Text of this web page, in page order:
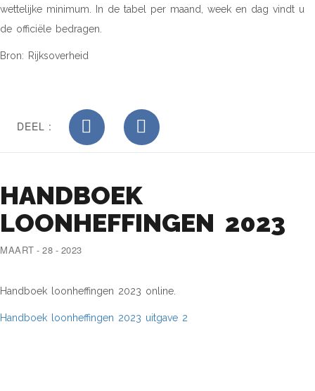
wettelijke minimum. In de tabel per maand, week en dag vindt u
de officiële bedragen.
Bron: Rijksoverheid
DEEL :
HANDBOEK
LOONHEFFINGEN 2023
MAART - 28 - 2023
Handboek loonheffingen 2023 online.
Handboek loonheffingen 2023 uitgave 2